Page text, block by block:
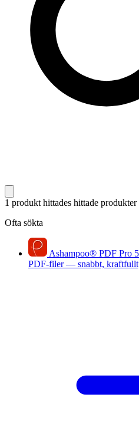
1 produkt hittades hittade produkter
Ofta sökta
Ashampoo® PDF Pro 5
PDF-filer — snabbt,